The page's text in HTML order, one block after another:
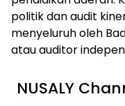
politik dan audit
menyeluruh oleh
atau auditor
NUSALY